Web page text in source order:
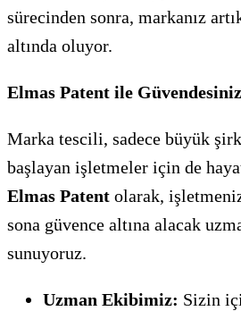
sürecinden sonra, markanız
altında oluyor.
Elmas Patent ile Güvendesiniz
Marka tescili, sadece büyük
başlayan işletmeler için de
Elmas Patent olarak,
sona güvence altına alacak
sunuyoruz.
Uzman Ekibimiz: Sizin